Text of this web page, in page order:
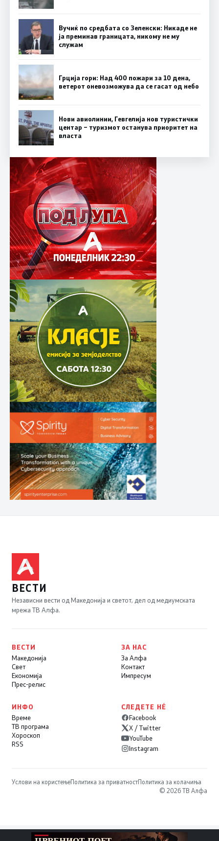
Вучиќ по средбата со Зеленски: Никаде не
ја преминав границата, никому не му
служам
Грција гори: Над 400 пожари за 10 дена,
ветерот оневозможува да се гасат од небо
Нови авиолинии, Гевгелија нов туристички
центар – туризмот останува приоритет на
власта
ВЕСТИ
Независни вести од Македонија и светот, дел од медиумската
мрежа ТВ Алфа.
ВЕСТИ
Македонија
Свет
Економија
Прес-релис
ЗА НАС
За Алфа
Контакт
Импресум
ИНФО
Време
ТВ програма
Хороскоп
RSS
СЛЕДЕТЕ НÉ
Facebook
X / Twitter
YouTube
Instagram
Услови на користењеПолитика за приватностПолитика за колачиња
© 2026 ТВ Алфа